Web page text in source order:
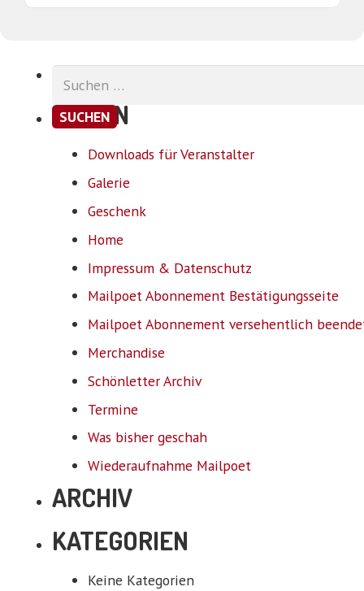
nach:
SEITEN
Downloads für Veranstalter
Galerie
Geschenk
Home
Impressum & Datenschutz
Mailpoet Abonnement Bestätigungsseite
Mailpoet Abonnement versehentlich
Merchandise
Schönletter Archiv
Termine
Was bisher geschah
Wiederaufnahme Mailpoet
ARCHIV
KATEGORIEN
Keine Kategorien